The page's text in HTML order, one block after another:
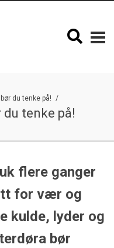
du tenke på!
tenke på!
flere ganger
for vær og
kulde, lyder og
bør